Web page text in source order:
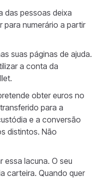
das pessoas deixa
para numerário a partir
suas páginas de ajuda.
a conta da
obter euros no
para a
e a conversão
distintos. Não
essa lacuna. O seu
carteira. Quando quer